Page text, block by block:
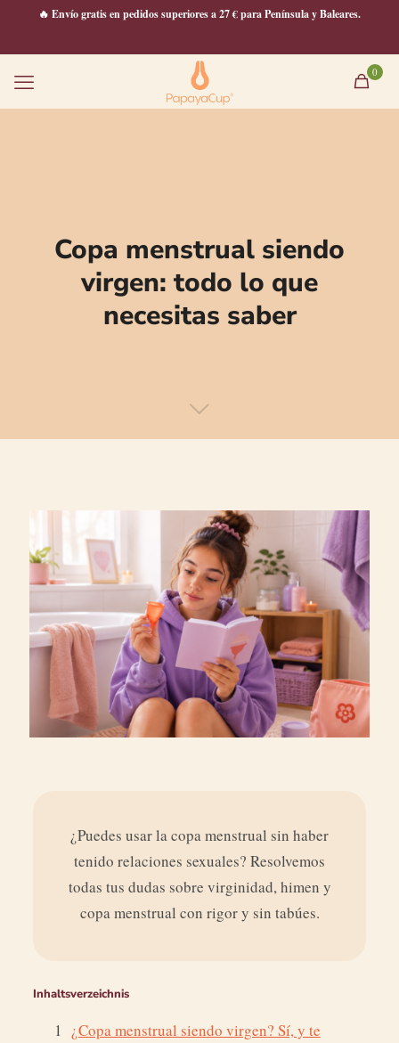
🔥 Envío gratis en pedidos superiores a 27 € para Península y Baleares.
0
Copa menstrual siendo
virgen: todo lo que
necesitas saber
¿Puedes usar la copa menstrual sin haber
tenido relaciones sexuales? Resolvemos
todas tus dudas sobre virginidad, himen y
copa menstrual con rigor y sin tabúes.
Inhaltsverzeichnis
¿Copa menstrual siendo virgen? Sí, y te